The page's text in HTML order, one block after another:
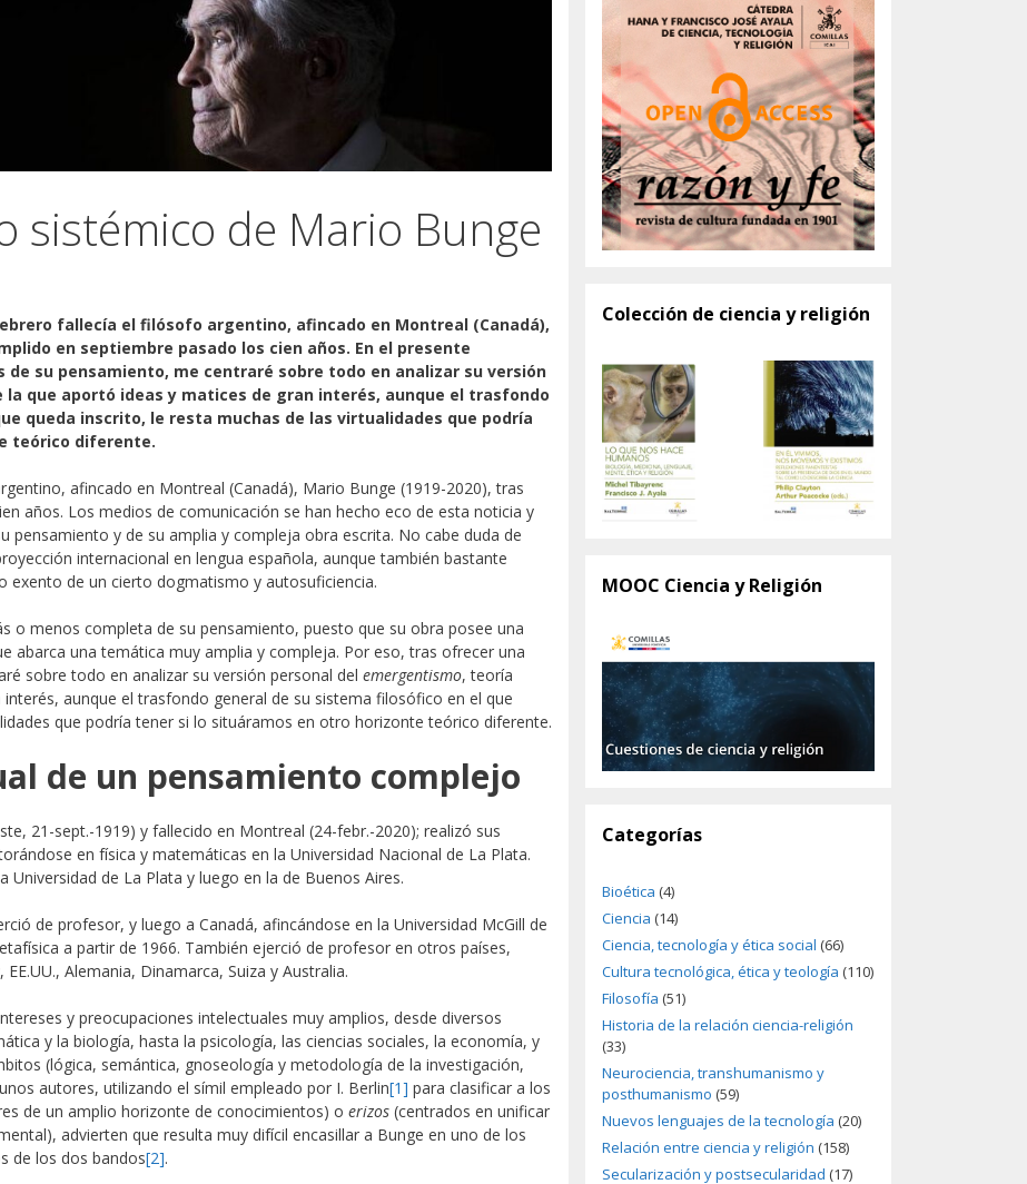
sistémico de Mario Bunge
fallecía el filósofo argentino, afincado en Montreal (Canadá),
en septiembre pasado los cien años. En el presente
su pensamiento, me centraré sobre todo en analizar su versión
la que aportó ideas y matices de gran interés, aunque el trasfondo
queda inscrito, le resta muchas de las virtualidades que podría
teórico diferente.
afincado en Montreal (Canadá), Mario Bunge (1919-2020), tras
años. Los medios de comunicación se han hecho eco de esta noticia y
pensamiento y de su amplia y compleja obra escrita. No cabe duda de
internacional en lengua española, aunque también bastante
exento de un cierto dogmatismo y autosuficiencia.
o menos completa de su pensamiento, puesto que su obra posee una
abarca una temática muy amplia y compleja. Por eso, tras ofrecer una
sobre todo en analizar su versión personal del emergentismo, teoría
aunque el trasfondo general de su sistema filosófico en el que
que podría tener si lo situáramos en otro horizonte teórico diferente.
de un pensamiento complejo
21-sept.-1919) y fallecido en Montreal (24-febr.-2020); realizó sus
en física y matemáticas en la Universidad Nacional de La Plata.
de La Plata y luego en la de Buenos Aires.
de profesor, y luego a Canadá, afincándose en la Universidad McGill de
a partir de 1966. También ejerció de profesor en otros países,
Alemania, Dinamarca, Suiza y Australia.
y preocupaciones intelectuales muy amplios, desde diversos
y la biología, hasta la psicología, las ciencias sociales, la economía, y
(lógica, semántica, gnoseología y metodología de la investigación,
autores, utilizando el símil empleado por I. Berlin[1] para clasificar a los
de un amplio horizonte de conocimientos) o erizos (centrados en unificar
advierten que resulta muy difícil encasillar a Bunge en uno de los
de los dos bandos[2].
Colección de ciencia y religión
MOOC Ciencia y Religión
Categorías
Bioética (4)
Ciencia (14)
Ciencia, tecnología y ética social (66)
Cultura tecnológica, ética y teología (110)
Filosofía (51)
Historia de la relación ciencia-religión
(33)
Neurociencia, transhumanismo y
posthumanismo (59)
Nuevos lenguajes de la tecnología (20)
Relación entre ciencia y religión (158)
Secularización y postsecularidad (17)